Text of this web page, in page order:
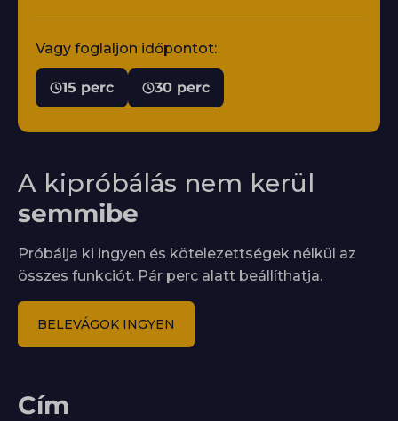
Vagy foglaljon időpontot:
15 perc 30 perc
A kipróbálás nem kerül
semmibe
Próbálja ki ingyen és kötelezettségek nélkül az
összes funkciót. Pár perc alatt beállíthatja.
BELEVÁGOK INGYEN
Cím